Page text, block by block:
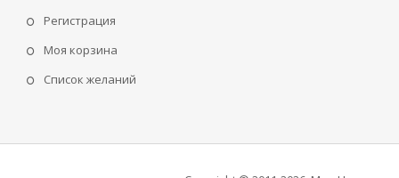
Регистрация
Моя корзина
Cписок желаний